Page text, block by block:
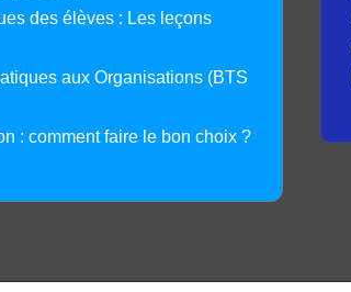
des élèves : Les leçons
aux Organisations (BTS
: comment faire le bon choix ?